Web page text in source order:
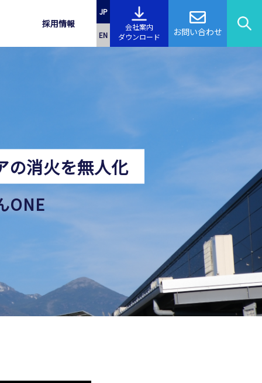
採用情報
JP
EN
会社案内
ダウンロード
お問い合わせ
の消火を無人化
ONE